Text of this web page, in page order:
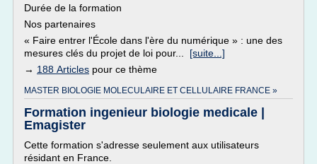
Durée de la formation
Nos partenaires
« Faire entrer l'École dans l'ère du numérique » : une des
mesures clés du projet de loi pour... [suite...]
→ 188 Articles pour ce thème
MASTER BIOLOGIE MOLECULAIRE ET CELLULAIRE FRANCE »
Formation ingenieur biologie medicale |
Emagister
Cette formation s'adresse seulement aux utilisateurs
résidant en France.